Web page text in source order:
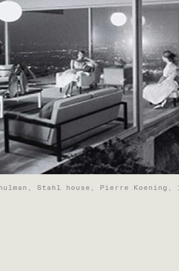
Stahl house, Pierre Koening,